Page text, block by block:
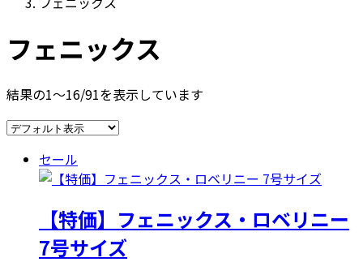
フェニックス
結果の1～16/91を表示しています
セール
【特価】フェニックス・ロベリニー
7号サイズ